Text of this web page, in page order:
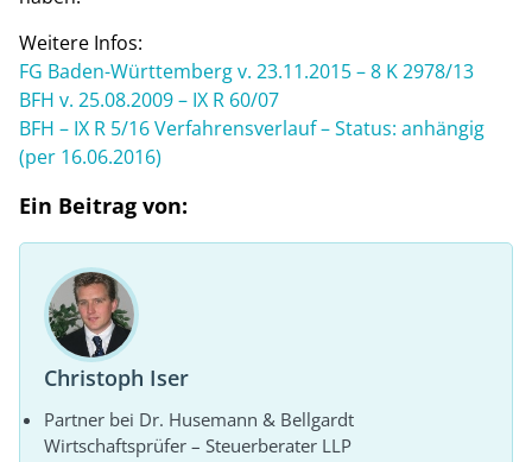
Weitere Infos:
FG Baden-Württemberg v. 23.11.2015 – 8 K 2978/13
BFH v. 25.08.2009 – IX R 60/07
BFH – IX R 5/16 Verfahrensverlauf – Status: anhängig
(per 16.06.2016)
Ein Beitrag von:
Christoph Iser
Partner bei Dr. Husemann & Bellgardt
Wirtschaftsprüfer – Steuerberater LLP